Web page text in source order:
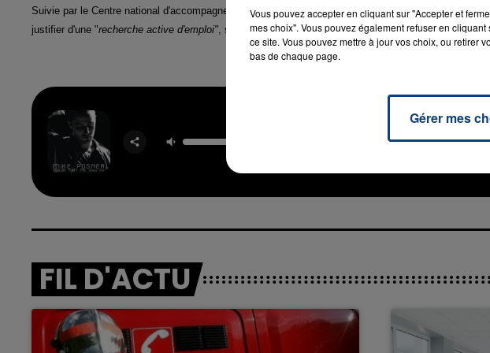
Suivie par le Centre national d'accompagnement familial et de formation face à l'emprise sectaire
justifier d'une "recherche active d'emploi", se rendrait aujourd'hui compte de son"lavage de cerveau"
RADIO
FIL D'ACTU
Vous pouvez accepter en cliquant sur "Accepter et
mes choix". Vous pouvez également refuser en
ce site. Vous pouvez mettre à jour vos choix, ou retirer
bas de chaque page.
Gérer mes